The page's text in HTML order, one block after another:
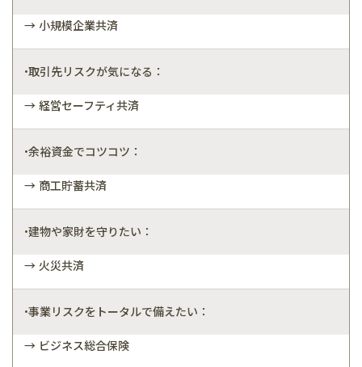
→ 小規模企業共済
•取引先リスクが気になる：
→ 経営セーフティ共済
•余裕資金でコツコツ：
→ 商工貯蓄共済
•建物や家財を守りたい：
→ 火災共済
•事業リスクをトータルで備えたい：
→ ビジネス総合保険